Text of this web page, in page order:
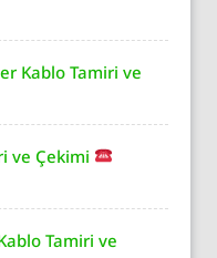
Kablo Tamiri ve
ve Çekimi
Tamiri ve